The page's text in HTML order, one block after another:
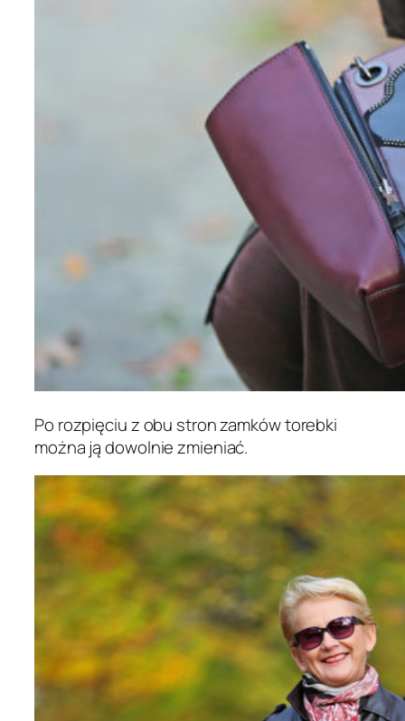
Po rozpięciu z obu stron zamków torebki
można ją dowolnie zmieniać.